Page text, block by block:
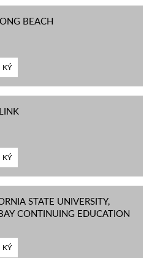
BEACH
KÝ
KÝ
STATE UNIVERSITY,
CONTINUING EDUCATION
KÝ